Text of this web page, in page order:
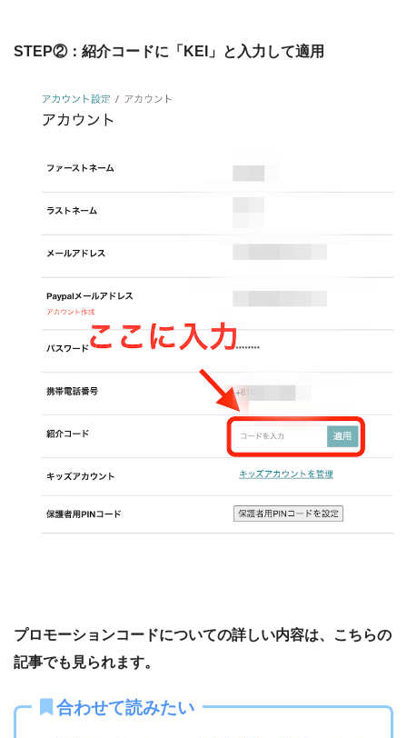
STEP②：紹介コードに「KEI」と入力して適用
プロモーションコードについての詳しい内容は、こちらの
記事でも見られます。
合わせて読みたい